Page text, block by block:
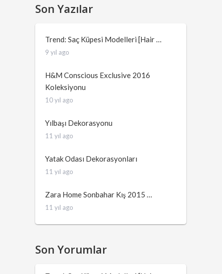
Son Yazılar
Trend: Saç Küpesi Modelleri [Hair …
9 yıl ago
H&M Conscious Exclusive 2016
Koleksiyonu
10 yıl ago
Yılbaşı Dekorasyonu
11 yıl ago
Yatak Odası Dekorasyonları
11 yıl ago
Zara Home Sonbahar Kış 2015 …
11 yıl ago
Son Yorumlar